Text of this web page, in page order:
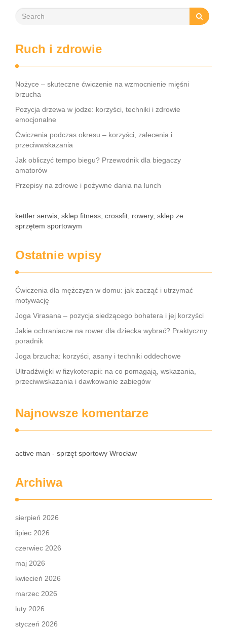
Ruch i zdrowie
Nożyce – skuteczne ćwiczenie na wzmocnienie mięśni
brzucha
Pozycja drzewa w jodze: korzyści, techniki i zdrowie
emocjonalne
Ćwiczenia podczas okresu – korzyści, zalecenia i
przeciwwskazania
Jak obliczyć tempo biegu? Przewodnik dla biegaczy
amatorów
Przepisy na zdrowe i pożywne dania na lunch
kettler serwis, sklep fitness, crossfit, rowery, sklep ze
sprzętem sportowym
Ostatnie wpisy
Ćwiczenia dla mężczyzn w domu: jak zacząć i utrzymać
motywację
Joga Virasana – pozycja siedzącego bohatera i jej korzyści
Jakie ochraniacze na rower dla dziecka wybrać? Praktyczny
poradnik
Joga brzucha: korzyści, asany i techniki oddechowe
Ultradźwięki w fizykoterapii: na co pomagają, wskazania,
przeciwwskazania i dawkowanie zabiegów
Najnowsze komentarze
active man - sprzęt sportowy Wrocław
Archiwa
sierpień 2026
lipiec 2026
czerwiec 2026
maj 2026
kwiecień 2026
marzec 2026
luty 2026
styczeń 2026